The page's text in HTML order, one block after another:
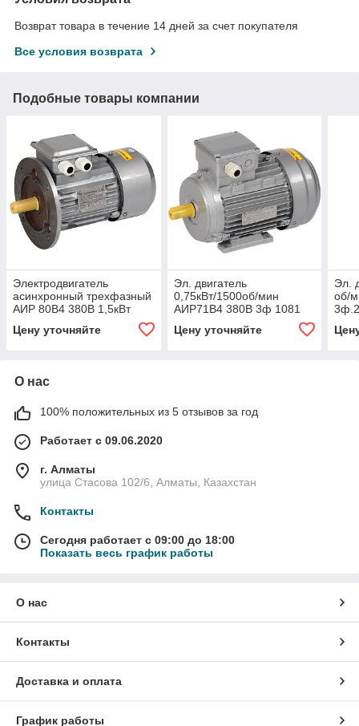
Возврат товара в течение 14 дней за счет покупателя
Все условия возврата
Подобные товары компании
Электродвигатель
асинхронный трехфазный
АИР 80B4 380В 1,5кВт
1500об/мин 3081 DRIVE
IEK
Цену уточняйте
Эл. двигатель
0,75кВт/1500об/мин
АИР71B4 380В 3ф 1081
Цену уточняйте
Эл.
об/
О нас
100% положительных из 5 отзывов за год
Работает с 09.06.2020
г. Алматы
улица Стасова 102/6, Алматы, Казахстан
Контакты
Сегодня работает с 09:00 до 18:00
Показать весь график работы
О нас
Контакты
Доставка и оплата
График работы